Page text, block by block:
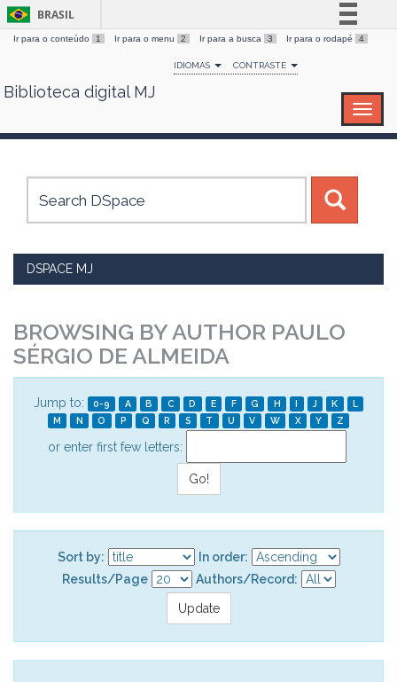
Skip
BRASIL
Simplifique!
Comunica BR
Canais
Ir para o conteúdo 1 Ir para o menu 2 Ir para a busca 3 Ir para o rodapé 4
IDIOMAS CONTRASTE
Biblioteca digital MJ
DSPACE MJ
BROWSING BY AUTHOR PAULO
SÉRGIO DE ALMEIDA
Jump to: 0-9 A B C D E F G H I J K
L
M
N O P Q R S T U V W X Y Z
or enter first few letters:
Sort by:
In order:
Results/Page
Authors/Record: